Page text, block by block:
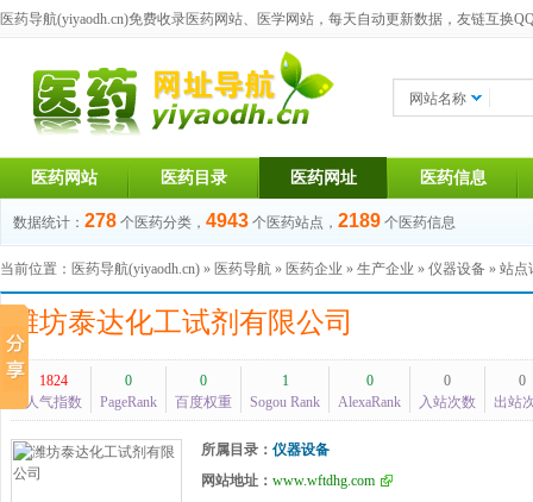
医药导航(yiyaodh.cn)免费收录医药网站、医学网站，每天自动更新数据，友链互换
网站名称
医药网站 医药目录 医药网址 医药信息
数据统计： 278 个医药分类， 4943 个医药站点， 2189 个医药信息
当前位置： 医药导航(yiyaodh.cn) » 医药导航 » 医药企业 » 生产企业 » 仪器设备 » 站
潍坊泰达化工试剂有限公司
1824
人气指数
0
PageRank
0
百度权重
1
Sogou Rank
0
AlexaRank
0
入站次数
0
出站
所属目录： 仪器设备
网站地址： www.wftdhg.com